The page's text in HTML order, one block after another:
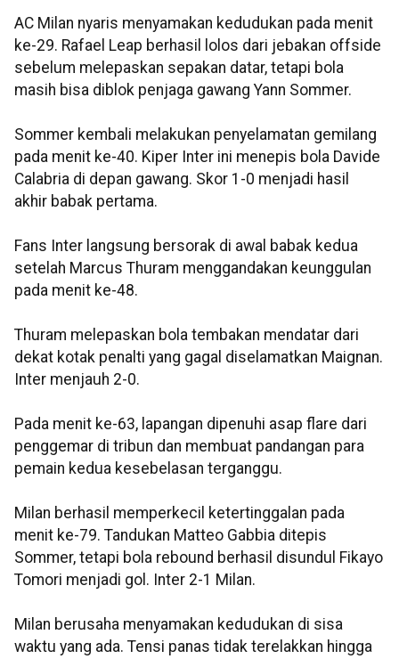
AC Milan nyaris menyamakan kedudukan pada menit
ke-29. Rafael Leap berhasil lolos dari jebakan offside
sebelum melepaskan sepakan datar, tetapi bola
masih bisa diblok penjaga gawang Yann Sommer.
Sommer kembali melakukan penyelamatan gemilang
pada menit ke-40. Kiper Inter ini menepis bola Davide
Calabria di depan gawang. Skor 1-0 menjadi hasil
akhir babak pertama.
Fans Inter langsung bersorak di awal babak kedua
setelah Marcus Thuram menggandakan keunggulan
pada menit ke-48.
Thuram melepaskan bola tembakan mendatar dari
dekat kotak penalti yang gagal diselamatkan Maignan.
Inter menjauh 2-0.
Pada menit ke-63, lapangan dipenuhi asap flare dari
penggemar di tribun dan membuat pandangan para
pemain kedua kesebelasan terganggu.
Milan berhasil memperkecil ketertinggalan pada
menit ke-79. Tandukan Matteo Gabbia ditepis
Sommer, tetapi bola rebound berhasil disundul Fikayo
Tomori menjadi gol. Inter 2-1 Milan.
Milan berusaha menyamakan kedudukan di sisa
waktu yang ada. Tensi panas tidak terelakkan hingga